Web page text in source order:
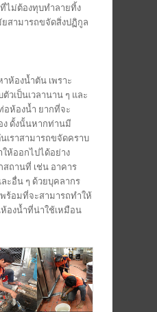
ที่ไม่ต้องทุบทำลายทิ้ง
สามารถขจัดสิ่งปฏิกูล
ห้องน้ำตัน เพราะ
วเป็นเวลานาน ๆ และ
อห้องน้ำ ยากที่จะ
ง ดั้งนั้นหากท่านมี
เราสามารถขจัดคราบ
ห้ออกไปได้อย่าง
ถานที่ เช่น อาคาร
ะอื่น ๆ ด้วยบุคลากร
ร้อมที่จะสามารถทำให้
องน้ำที่น่าใช้เหมือน